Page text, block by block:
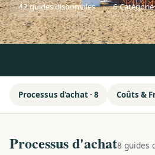
42 guides disponibles 6
Processus d'achat · 8 Coûts &
Processus d'achat8 guides